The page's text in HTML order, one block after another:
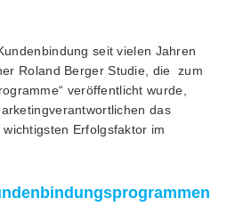
seit vielen Jahren
Roland Berger Studie, die zum
veröffentlicht wurde,
das
Erfolgsfaktor im